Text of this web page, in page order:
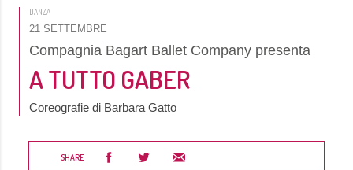
DANZA
21 SETTEMBRE
Compagnia Bagart Ballet Company presenta
A TUTTO GABER
Coreografie di Barbara Gatto
SHARE